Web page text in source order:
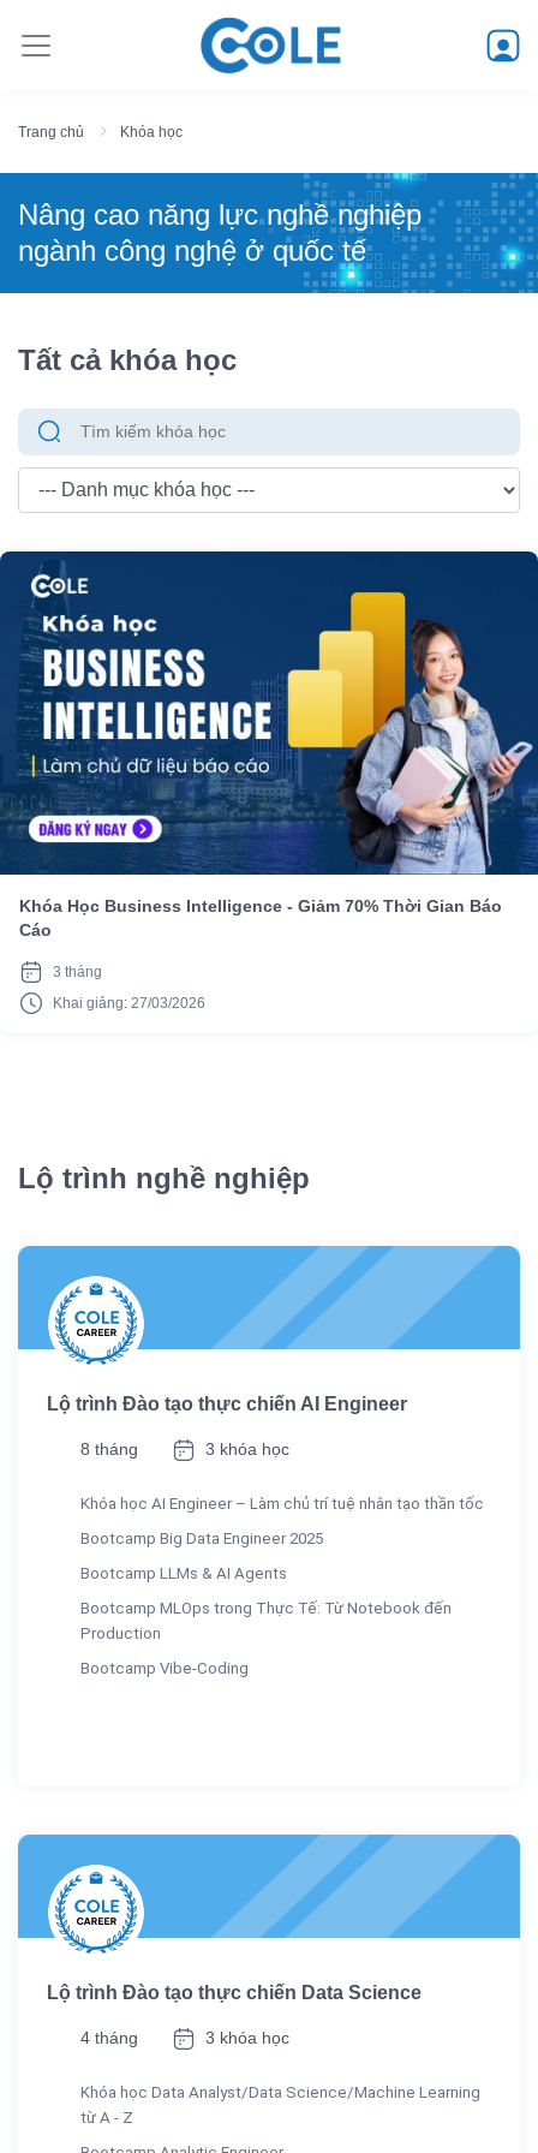
Trang chủ Khóa học
Nâng cao năng lực nghề nghiệp
ngành công nghệ ở quốc tế
Tất cả khóa học
Khóa Học Business Intelligence - Giảm 70% Thời Gian Báo
Cáo
3 tháng
Khai giảng: 27/03/2026
Lộ trình nghề nghiệp
Lộ trình Đào tạo thực chiến AI Engineer
8 tháng 3 khóa học
Khóa học AI Engineer – Làm chủ trí tuệ nhân tạo thần tốc
Bootcamp Big Data Engineer 2025
Bootcamp LLMs & AI Agents
Bootcamp MLOps trong Thực Tế: Từ Notebook đến
Production
Bootcamp Vibe-Coding
Lộ trình Đào tạo thực chiến Data Science
4 tháng 3 khóa học
Khóa học Data Analyst/Data Science/Machine Learning
từ A - Z